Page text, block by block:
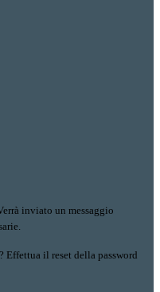
inviato un messaggio
Effettua il reset della password